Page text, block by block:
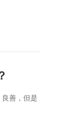
善，但是